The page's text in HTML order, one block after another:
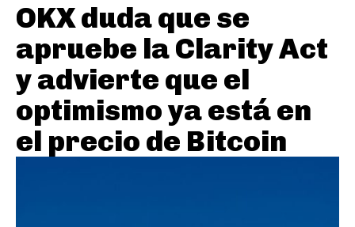
OKX duda que se
apruebe la Clarity Act
y advierte que el
optimismo ya está en
el precio de Bitcoin